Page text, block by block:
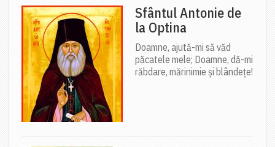
Sfântul Antonie de
la Optina
Doamne, ajută-mi să văd
păcatele mele; Doamne, dă-mi
răbdare, mărinimie şi blândeţe!